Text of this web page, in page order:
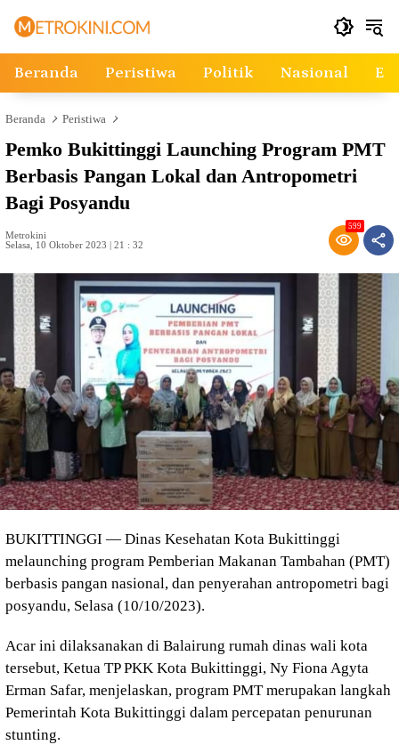
Beranda Peristiwa Politik Nasional
Beranda Peristiwa
Pemko Bukittinggi Launching Program PMT
Berbasis Pangan Lokal dan Antropometri
Bagi Posyandu
Metrokini
Selasa, 10 Oktober 2023 | 21 : 32
599
BUKITTINGGI — Dinas Kesehatan Kota Bukittinggi
melaunching program Pemberian Makanan Tambahan (PMT)
berbasis pangan nasional, dan penyerahan antropometri bagi
posyandu, Selasa (10/10/2023).
Acar ini dilaksanakan di Balairung rumah dinas wali kota
tersebut, Ketua TP PKK Kota Bukittinggi, Ny Fiona Agyta
Erman Safar, menjelaskan, program PMT merupakan langkah
Pemerintah Kota Bukittinggi dalam percepatan penurunan
stunting.